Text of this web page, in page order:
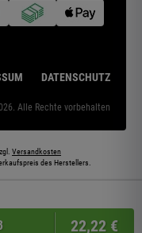
22,22 €
DATENSCHUTZ
Alle Rechte vorbehalten
Versandkosten
des Herstellers.
KI-generiert sein. Die
Artikeln.